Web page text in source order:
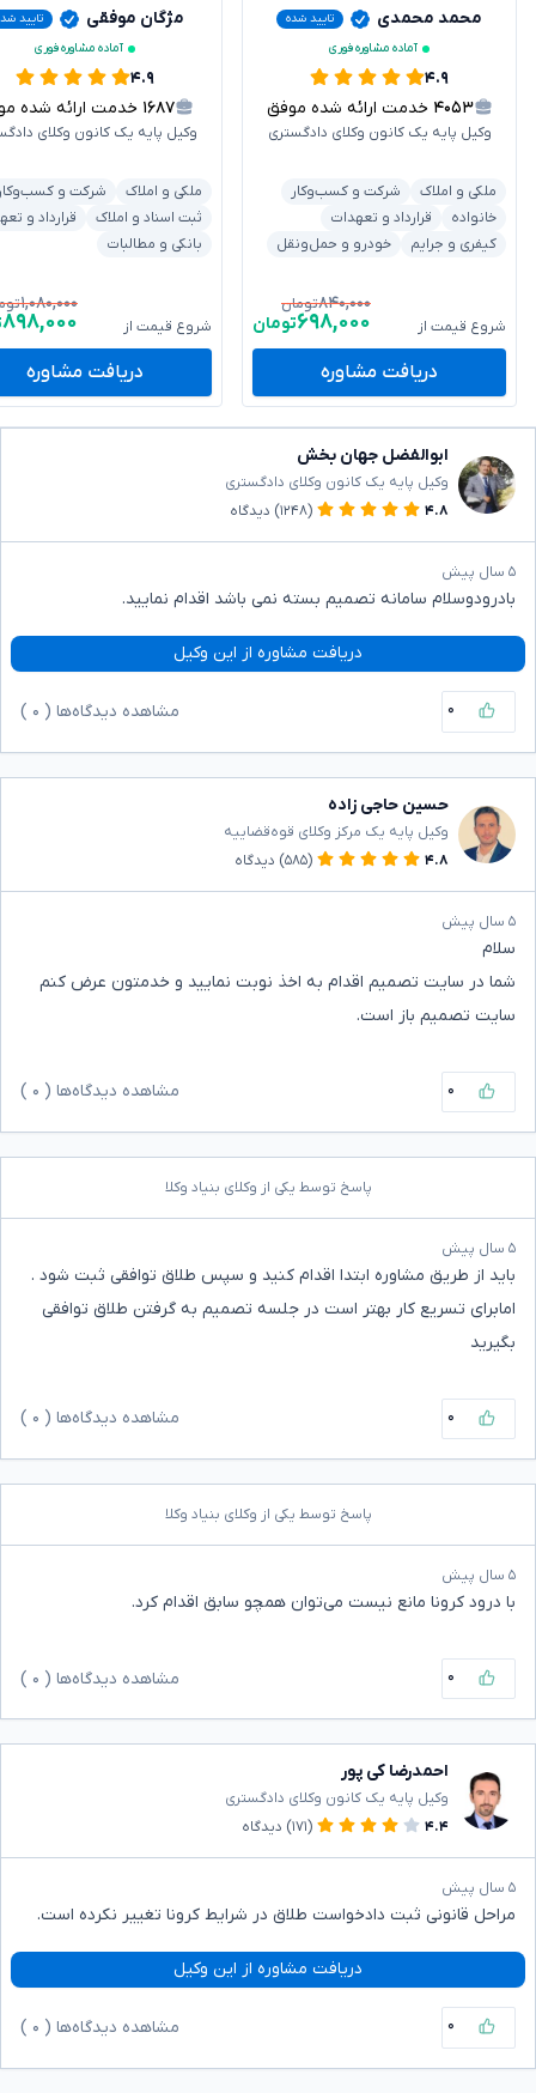
محمد محمدی
تایید شده
آماده مشاوره فوری
۴.۹
۴۰۵۳ خدمت ارائه شده موفق
وکیل پایه یک کانون وکلای دادگستری
ملکی و املاک
شرکت و کسب‌وکار
خانواده
قرارداد و تعهدات
کیفری و جرایم
خودرو و حمل‌ونقل
شروع قیمت از
۸۴۰,۰۰۰تومان
۶۹۸,۰۰۰تومان
دریافت مشاوره
مژگان موفقی
تایید
آماده مشاوره فوری
۴.۹
۱۶۸۷ خدمت ارائه شده موفق
وکیل پایه یک کانون وکلای
ملکی و املاک
شرکت و
ثبت اسناد و املاک
قرارداد و
بانکی و مطالبات
شروع قیمت از
۱,۰۸۰,۰۰۰
۸۹۸,۰۰۰
دریافت مشاوره
ابوالفضل جهان بخش
وکیل پایه یک کانون وکلای دادگستری
۴.۸
(۱۲۴۸) دیدگاه
۵ سال پیش
بادرودوسلام سامانه تصمیم بسته نمی باشد اقدام نمایید.
دریافت مشاوره از این وکیل
۰ مشاهده دیدگاه‌ها ( ۰
حسین حاجی زاده
وکیل پایه یک مرکز وکلای قوه‌قضاییه
۴.۸
(۵۸۵) دیدگاه
۵ سال پیش
سلام
شما در سایت تصمیم اقدام به اخذ نوبت نمایید و خدمتون عرض کنم
سایت تصمیم باز است.
۰ مشاهده دیدگاه‌ها ( ۰
پاسخ توسط یکی از وکلای بنیاد وکلا
۵ سال پیش
باید از طریق مشاوره ابتدا اقدام کنید و سپس طلاق توافقی ثبت شود .
امابرای تسریع کار بهتر است در جلسه تصمیم به گرفتن طلاق توافقی
بگیرید
۰ مشاهده دیدگاه‌ها ( ۰
پاسخ توسط یکی از وکلای بنیاد وکلا
۵ سال پیش
با درود کرونا مانع نیست می‌توان همچو سابق اقدام کرد.
۰ مشاهده دیدگاه‌ها ( ۰
احمدرضا کی پور
وکیل پایه یک کانون وکلای دادگستری
۴.۴
(۱۷۱) دیدگاه
۵ سال پیش
مراحل قانونی ثبت دادخواست طلاق در شرایط کرونا تغییر نکرده است.
دریافت مشاوره از این وکیل
۰ مشاهده دیدگاه‌ها ( ۰